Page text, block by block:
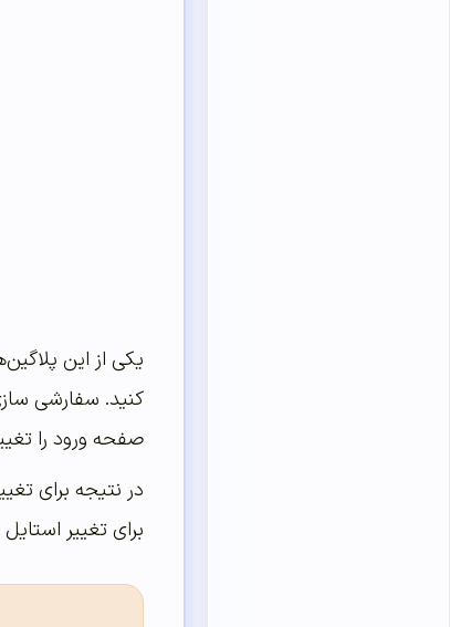
یکی از این
کنید. سفارشی
صفحه ورود را
در نتیجه برای
برای تغییر